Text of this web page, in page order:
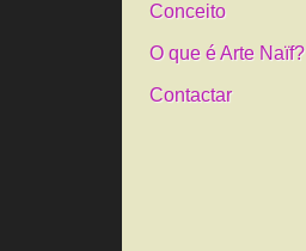
Conceito
O que é Arte Naïf?
Contactar